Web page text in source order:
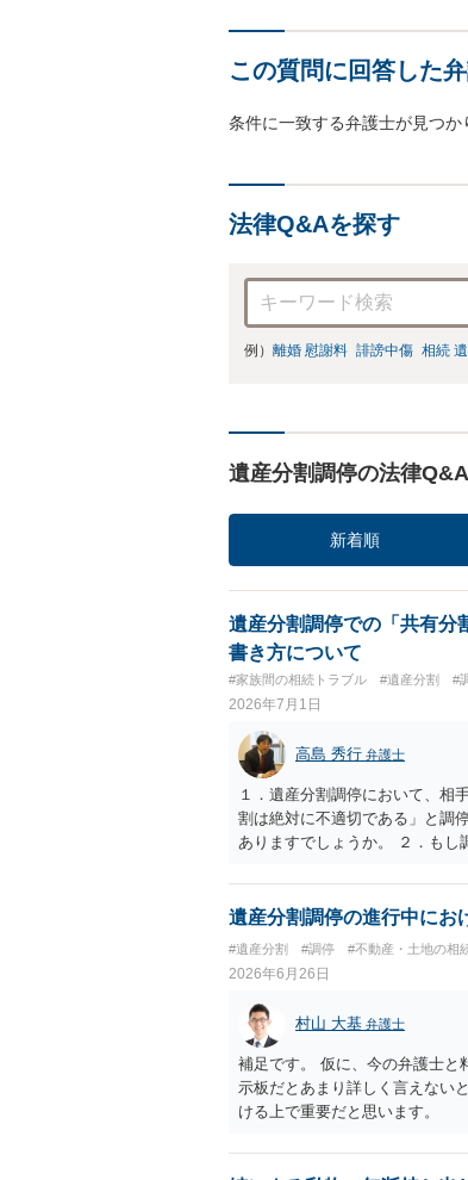
この質問に回答した
条件に一致する弁護士が見つか
法律Q&Aを探す
例） 離婚 慰謝料 誹謗中傷 相続
遺産分割調停の法律Q&A
新着順
遺産分割調停での「共有分
書き方について
#家族間の相続トラブル #遺産分割 #
2026年7月1日
高島 秀行 弁護士
１．遺産分割調停において、相
割は絶対に不適切である」と調
ありますでしょうか。 ２．もし
官が審判で強制的に共有分割を
停委員の強引な誘導に流されず
とだけを主張しても 避けられ
が、 共有分割よりも適切で、
めには、その土地建物は、現
額がいくらで、遺産全体の中
を希望しているのか などの詳
法を取ることが可能かどうか
思います。
遺産分割調停の進行中にお
#遺産分割 #調停 #不動産・土地の相
2026年6月26日
村山 大基 弁護士
補足です。 仮に、今の弁護士と
示板だとあまり詳しく言えない
ける上で重要だと思います。